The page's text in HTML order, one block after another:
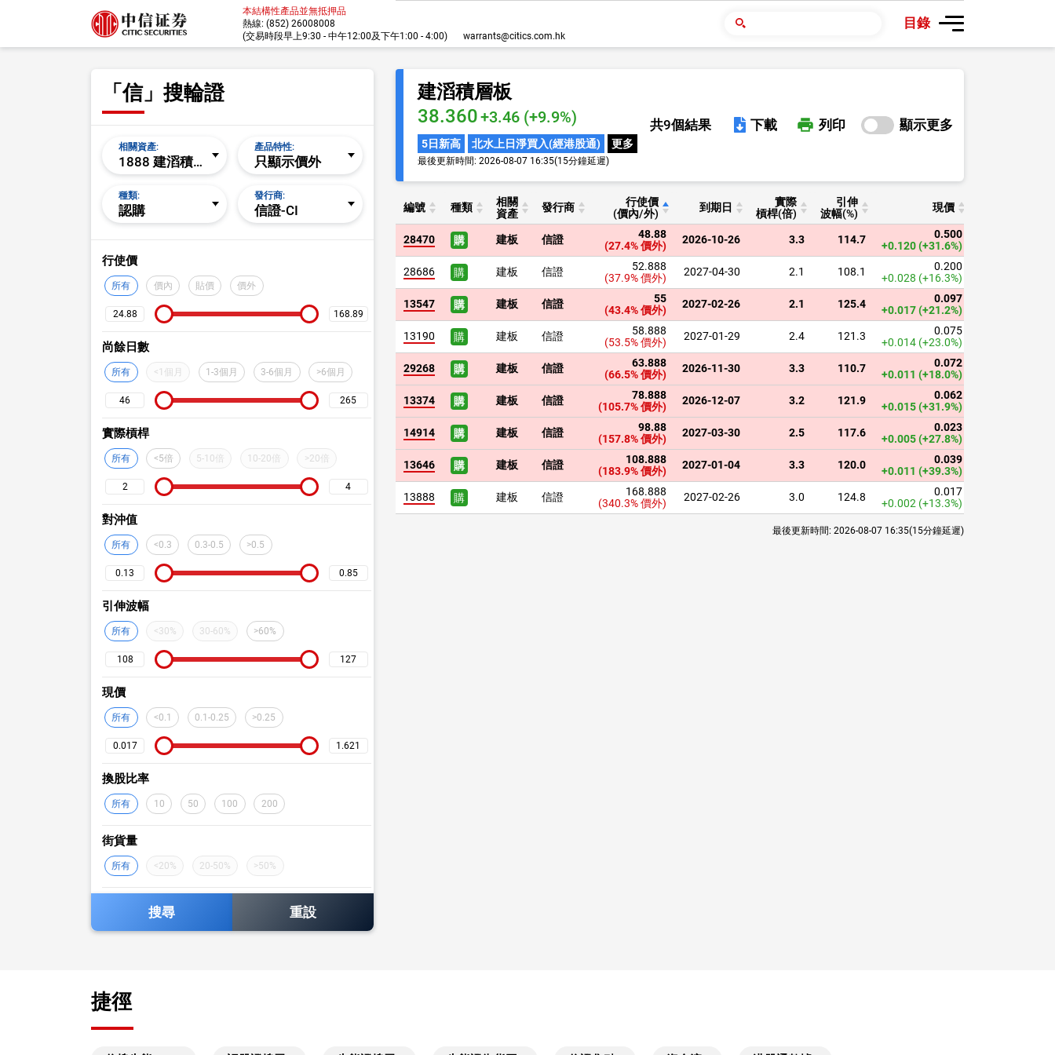
本結構性產品並無抵押品
熱線: (852) 26008008
(交易時段早上9:30 - 中午12:00及下午1:00 - 4:00)
warrants@citics.com.hk
目錄
「信」搜輪證
相關資產:
1888 建滔積層板
產品特性:
只顯示價外
種類:
認購
發行商:
信證-CI
行使價
所有 價內 貼價 價外
尚餘日數
所有 <1個月 1-3個月 3-6個月 >6個月
實際槓桿
所有 <5倍 5-10倍 10-20倍 >20倍
對沖值
所有 <0.3 0.3-0.5 >0.5
引伸波幅
所有 <30% 30-60% >60%
現價
所有 <0.1 0.1-0.25 >0.25
換股比率
所有 10 50 100 200
街貨量
所有 <20% 20-50% >50%
搜尋 重設
建滔積層板
38.360+3.46 (+9.9%)
5日新高 北水上日淨買入(經港股通) 更多
最後更新時間: 2026-08-07 16:35(15分鐘延遲)
共9個結果 下載 列印 顯示更多
編號 種類
相關
資產
發行商
行使價
(價內/外)
到期日
實際
槓桿(倍)
引伸
波幅(%) 現價
28470 購 建板 信證
48.88
(27.4%價外) 2026-10-26 3.3 114.7
0.500
+0.120(+31.6%)
28686 購 建板 信證
52.888
(37.9%價外) 2027-04-30 2.1 108.1
0.200
+0.028 (+16.3%)
13547 購 建板 信證
55
(43.4%價外) 2027-02-26 2.1 125.4
0.097
+0.017(+21.2%)
13190 購 建板 信證
58.888
(53.5%價外) 2027-01-29 2.4 121.3
0.075
+0.014 (+23.0%)
29268 購 建板 信證
63.888
(66.5%價外) 2026-11-30 3.3 110.7
0.072
+0.011 (+18.0%)
13374 購 建板 信證
78.888
(105.7%價外) 2026-12-07 3.2 121.9
0.062
+0.015(+31.9%)
14914 購 建板 信證
98.88
(157.8%價外) 2027-03-30 2.5 117.6
0.023
+0.005(+27.8%)
13646 購 建板 信證
108.888
(183.9%價外) 2027-01-04 3.3 120.0
0.039
+0.011 (+39.3%)
13888 購 建板 信證
168.888
(340.3%價外) 2027-02-26 3.0 124.8
0.017
+0.002 (+13.3%)
最後更新時間: 2026-08-07 16:35(15分鐘延遲)
捷徑